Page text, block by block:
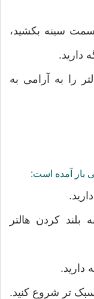
سینه بکشید،
دارید.
را به آرامی به
بار آمده است:
کردن هالتر
سبک تر شروع کنید.